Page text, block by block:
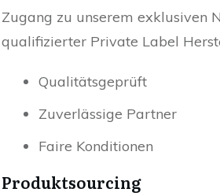
Zugang zu unserem exklusiven
qualifizierter Private Label
Qualitätsgeprüft
Zuverlässige Partner
Faire Konditionen
Produktsourcing